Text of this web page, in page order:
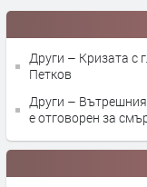
Други – Кризата с
Петков
Други –
е отговорен за